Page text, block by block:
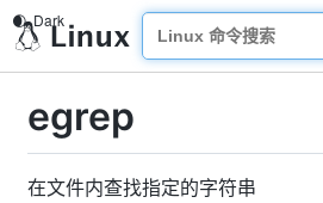
egrep
在文件内查找指定的字符串